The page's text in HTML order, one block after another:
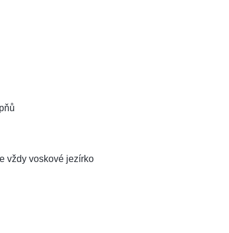
vždy voskové jezírko